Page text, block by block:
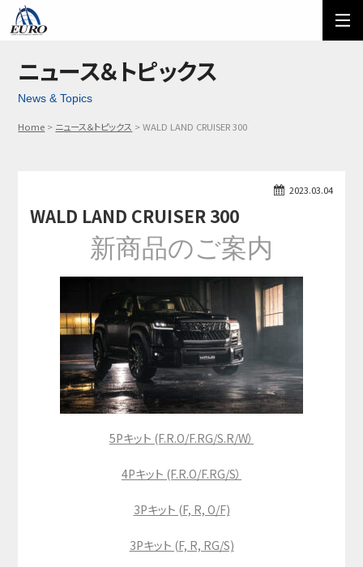
オーダーフォーム
メール問い合わせ
ニュース＆トピックス
News & Topics
Home ニュース＆トピックス WALD LAND CRUISER 300
2023.03.04
WALD LAND CRUISER 300
新商品のご案内
5Pキット (F.R.O/F.RG/S.R/W）
4Pキット (F.R.O/F.RG/S）
3Pキット (F, R, O/F)
3Pキット (F, R, RG/S)